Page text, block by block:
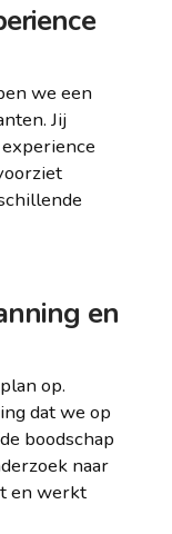
we een
Jij
en
op.
dat we op
boodschap
naar
en werkt